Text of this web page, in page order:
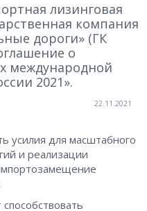
лизинговая
компания
дороги» (ГК
о
международной
2021».
22.11.2021
усилия для масштабного
и реализации